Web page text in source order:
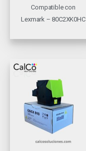
Compatible con
Lexmark – 80C2XK0HC